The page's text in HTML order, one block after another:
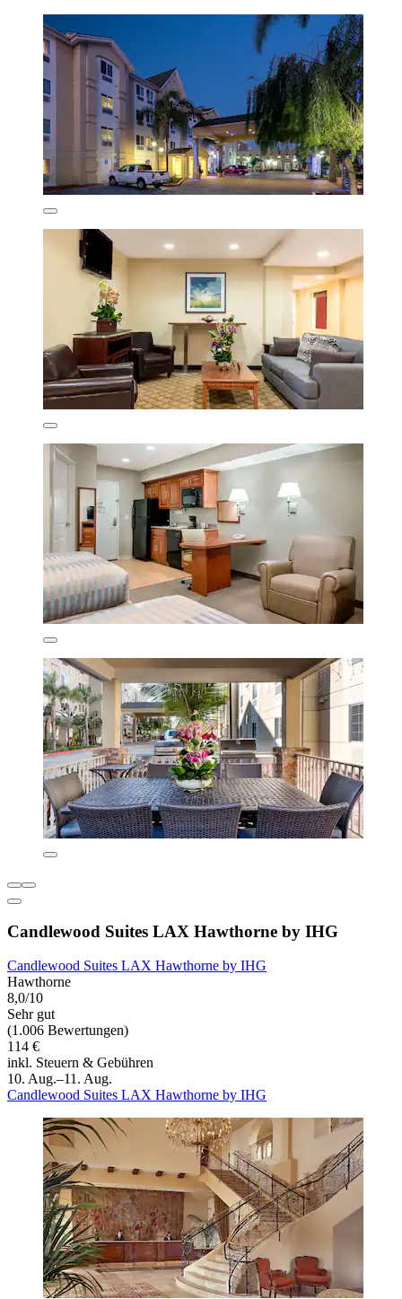
Candlewood Suites LAX Hawthorne by IHG
Candlewood Suites LAX Hawthorne by IHG
Hawthorne
8,0/10
Sehr gut
(1.006 Bewertungen)
114 €
inkl. Steuern & Gebühren
10. Aug.–11. Aug.
Candlewood Suites LAX Hawthorne by IHG